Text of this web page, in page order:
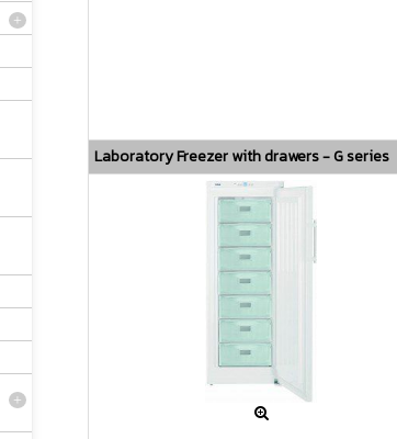
Laboratory Freezer with drawers - G series
